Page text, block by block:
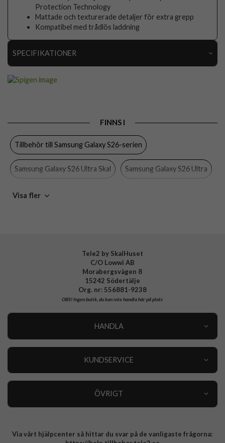
Protection Technology
Mattade och texturerade detaljer för extra grepp
Kompatibel med trådlös laddning
SPECIFIKATIONER
Kameraskydd, Trådlös laddning-kompatibel
Färg
Hårdplast (PC), Mjukplast (TPU)
Tillverkarens art nr
FINNS I
Tillbehör till Samsung Galaxy S26-serien
Samsung Galaxy S26 Ultra Skal Samsung Galaxy S26 Ultra
Skal Spigen
Visa fler
Tele2 by SkalHuset
C/O Lowwi AB
Morabergsvägen 8
15242 Södertälje
Org. nr: 556881-9238
OBS!Ingen butik, du kan inte handla här på plats
HANDLA
KUNDSERVICE
ÖVRIGT
Integritetspolicy
Via vårt hjälpcenter så hittar du svar på de vanligaste frågorna: